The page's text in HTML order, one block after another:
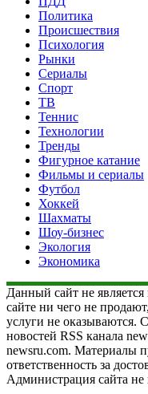
Политика
Происшествия
Психология
Рынки
Сериалы
Спорт
ТВ
Теннис
Технологии
Тренды
Фигурное катание
Фильмы и сериалы
Футбол
Хоккей
Шахматы
Шоу-бизнес
Экология
Экономика
Данный сайт не
сайте ни чего не
услуги не оказываются.
новостей RSS канала
newsru.com. Материалы
ответственность за
Администрация сайта не